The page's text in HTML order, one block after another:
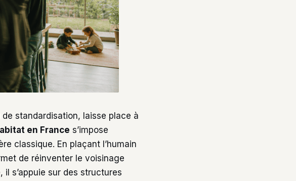
standardisation, laisse place à
en France s’impose
classique. En plaçant l’humain
de réinventer le voisinage
s’appuie sur des structures